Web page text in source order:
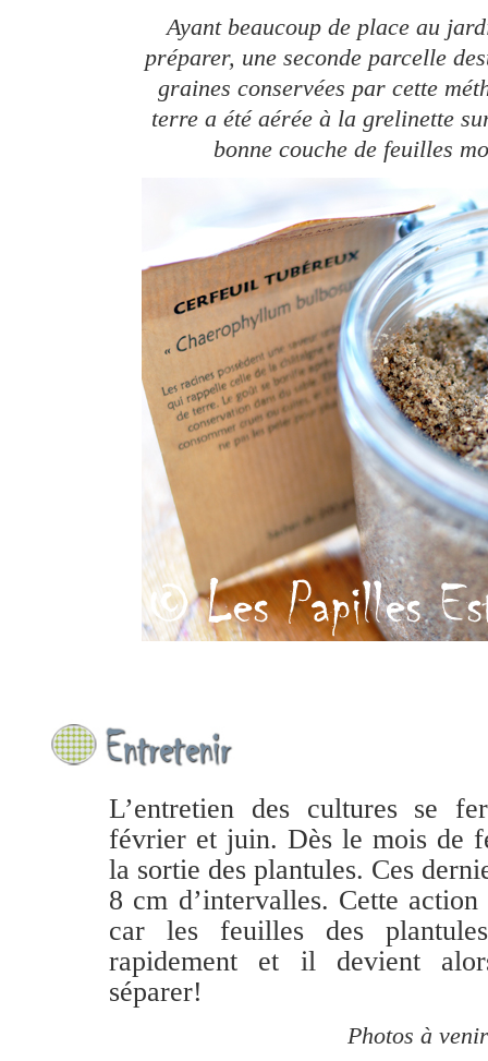
Ayant beaucoup de place au
préparer, une seconde parcelle
graines conservées par cette
terre a été aérée à la grelinette
bonne couche de feuilles
L’entretien des cultures se
février et juin. Dès le mois de
la sortie des plantules. Ces
8 cm d’intervalles. Cette
car les feuilles des plantules
rapidement et il devient
séparer!
Photos à